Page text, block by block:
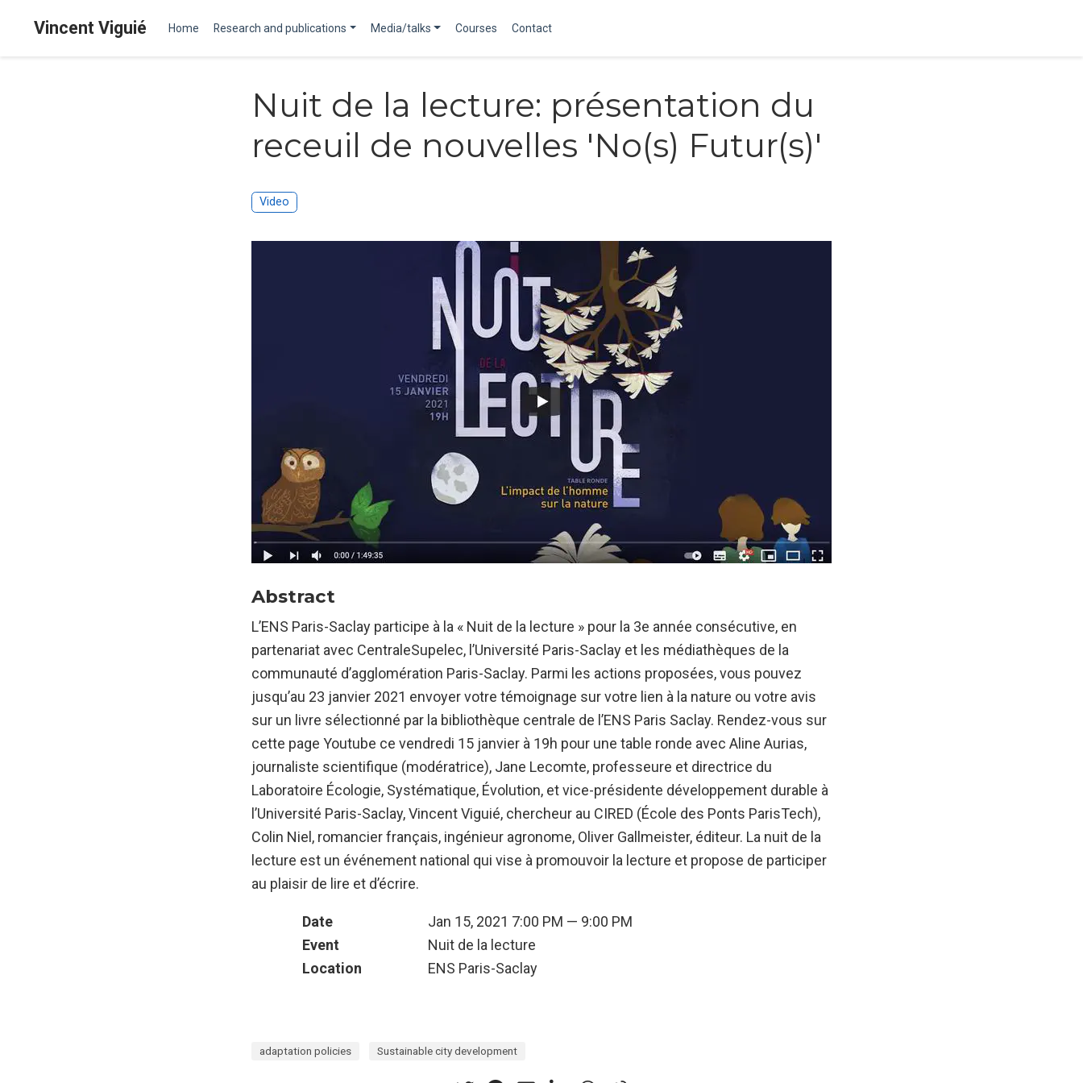
Vincent Viguié Home Research and publications Media/talks Courses Contact
Nuit de la lecture: présentation du
receuil de nouvelles 'No(s) Futur(s)'
Video
Abstract
L’ENS Paris-Saclay participe à la « Nuit de la lecture » pour la 3e année consécutive, en
partenariat avec CentraleSupelec, l’Université Paris-Saclay et les médiathèques de la
communauté d’agglomération Paris-Saclay. Parmi les actions proposées, vous pouvez
jusqu’au 23 janvier 2021 envoyer votre témoignage sur votre lien à la nature ou votre avis
sur un livre sélectionné par la bibliothèque centrale de l’ENS Paris Saclay. Rendez-vous sur
cette page Youtube ce vendredi 15 janvier à 19h pour une table ronde avec Aline Aurias,
journaliste scientifique (modératrice), Jane Lecomte, professeure et directrice du
Laboratoire Écologie, Systématique, Évolution, et vice-présidente développement durable à
l’Université Paris-Saclay, Vincent Viguié, chercheur au CIRED (École des Ponts ParisTech),
Colin Niel, romancier français, ingénieur agronome, Oliver Gallmeister, éditeur. La nuit de la
lecture est un événement national qui vise à promouvoir la lecture et propose de participer
au plaisir de lire et d’écrire.
Date
Jan 15, 2021 7:00 PM — 9:00 PM
Event
Nuit de la lecture
Location
ENS Paris-Saclay
adaptation policies Sustainable city development